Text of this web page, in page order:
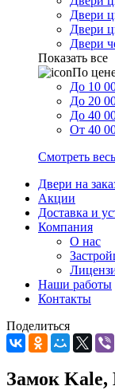
Двери
Двери
Двери
Показать все
По
До 10
До 20
До 40
От 40
Смотреть
Двери на
Акции
Доставка и
Компания
О нас
Наши работы
Контакты
Поделиться
Замок